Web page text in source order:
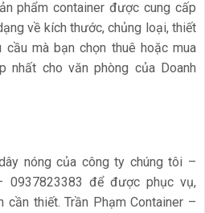
phẩm container được cung cấp
về kích thước, chủng loại, thiết
cầu mà bạn chọn thuê hoặc mua
nhất cho văn phòng của Doanh
nóng của công ty chúng tôi –
0937823383 để được phục vụ,
cần thiết. Trần Phạm Container –